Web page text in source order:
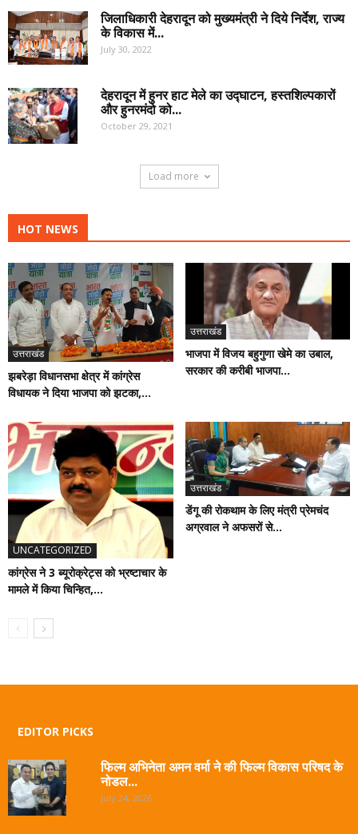
जिलाधिकारी देहरादून को मुख्यमंत्री ने दिये निर्देश, राज्य
के विकास में...
July 30, 2022
देहरादून में हुनर हाट मेले का उद्घाटन, हस्तशिल्पकारों
और हुनरमंदो को...
October 29, 2021
Load more
HOT NEWS
उत्तराखंड
झबरेड़ा विधानसभा क्षेत्र में कांग्रेस
विधायक ने दिया भाजपा को झटका,...
उत्तराखंड
भाजपा में विजय बहुगुणा खेमे का उबाल,
सरकार की करीबी भाजपा...
UNCATEGORIZED
कांग्रेस ने 3 ब्यूरोक्रेट्स को भ्रष्टाचार के
मामले में किया चिन्हित,...
उत्तराखंड
डेंगू की रोकथाम के लिए मंत्री प्रेमचंद
अग्रवाल ने अफसरों से...
EDITOR PICKS
फिल्म अभिनेता अमन वर्मा ने की फिल्म विकास परिषद के
नोडल...
July 24, 2026